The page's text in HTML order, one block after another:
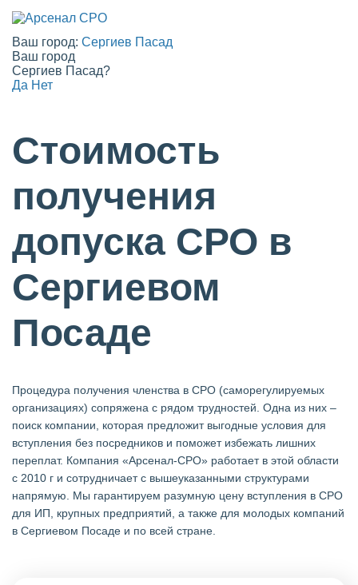
Ваш город: Сергиев Пасад
Ваш город
Сергиев Пасад?
Да Нет
Стоимость
получения
допуска СРО в
Сергиевом
Посаде
Процедура получения членства в СРО (саморегулируемых
организациях) сопряжена с рядом трудностей. Одна из них –
поиск компании, которая предложит выгодные условия для
вступления без посредников и поможет избежать лишних
переплат. Компания «Арсенал-СРО» работает в этой области
с 2010 г и сотрудничает с вышеуказанными структурами
напрямую. Мы гарантируем разумную цену вступления в СРО
для ИП, крупных предприятий, а также для молодых компаний
в Сергиевом Посаде и по всей стране.